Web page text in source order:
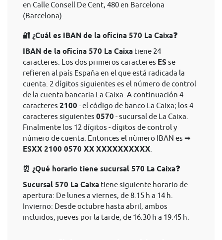
en Calle Consell De Cent, 480 en Barcelona
(Barcelona).
🔐 ¿Cuál es IBAN de la oficina 570 La Caixa❓
IBAN de la oficina 570 La Caixa tiene 24
caracteres. Los dos primeros caracteres ES se
refieren al país España en el que está radicada la
cuenta. 2 dígitos siguientes es el número de control
de la cuenta bancaria La Caixa. A continuación 4
caracteres 2100 - el código de banco La Caixa; los 4
caracteres siguientes 0570 - sucursal de La Caixa.
Finalmente los 12 dígitos - dígitos de control y
número de cuenta. Entonces el nùmero IBAN es ➡
ESXX 2100 0570 XX XXXXXXXXXX
⏰ ¿Qué horario tiene sucursal 570 La Caixa❓
Sucursal 570 La Caixa tiene siguiente horario de
apertura: De lunes a viernes, de 8.15 h a 14 h.
Invierno: Desde octubre hasta abril, ambos
incluidos, jueves por la tarde, de 16.30 h a 19.45 h.